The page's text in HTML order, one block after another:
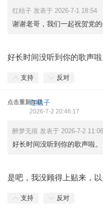
红桔子 发表于 2026-7-1 18:54
谢谢老哥，我们一起祝贺党
好长时间没听到你的歌声啦
支持 反对
点击重新加载
红桔子
2026-7-2 20:46:17
醉梦无痕 发表于 2026-7-2 11:06
好长时间没听到你的歌声啦。
是吧，我没顾得上贴来，以
支持 反对